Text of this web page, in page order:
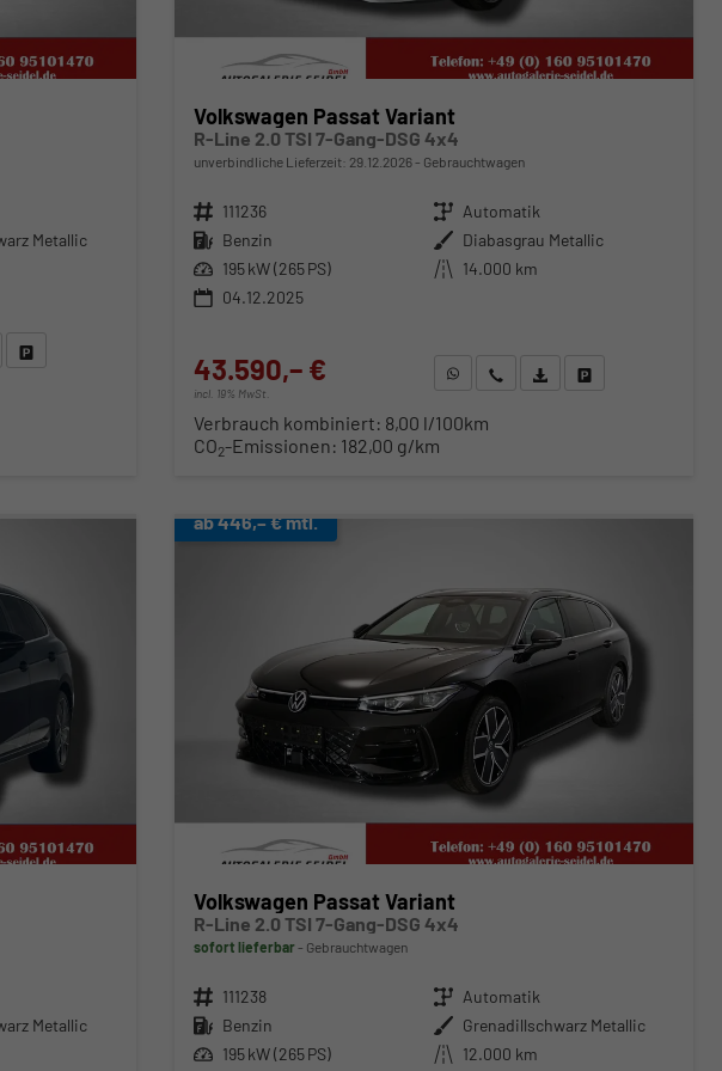
Metallic
an (PDF)
Volkswagen Passat Variant
R-Line 2.0 TSI 7-Gang-DSG 4x4
unverbindliche Lieferzeit: 29.12.2026 Gebrauchtwagen
Fahrzeugnr. 111236 Getriebe Automatik
Kraftstoff Benzin Außenfarbe Diabasgrau Metallic
Leistung 195 kW (265 PS) Kilometerstand 14.000 km
04.12.2025
43.590,– €
incl. 19% MwSt.
WhatsApp anfragen
Wir rufen Sie anFahrzeugexposé (PDF)
Fahrzeug parken
Verbrauch kombiniert: 8,00 l/100km
CO2-Emissionen: 182,00 g/km
Metallic
ab 446,– € mtl.
Volkswagen Passat Variant
R-Line 2.0 TSI 7-Gang-DSG 4x4
sofort lieferbar Gebrauchtwagen
Fahrzeugnr. 111238 Getriebe Automatik
Kraftstoff Benzin Außenfarbe Grenadillschwarz Metallic
Leistung 195 kW (265 PS) Kilometerstand 12.000 km